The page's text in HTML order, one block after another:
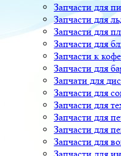
Запчасти для
Запчасти для
Запчасти для
Запчасти для
Запчасти к
Запчасти для
Запчати для
Запчасти для
Запчасти для
Запчасти для
Запчасти для
Запчасти для
Запчасти для